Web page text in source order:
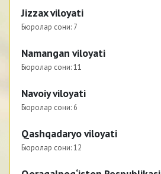
Jizzax viloyati
Бюролар сони: 7
Namangan viloyati
Бюролар сони:11
Navoiy viloyati
Бюролар сони: 6
Qashqadaryo viloyati
Бюролар сони:12